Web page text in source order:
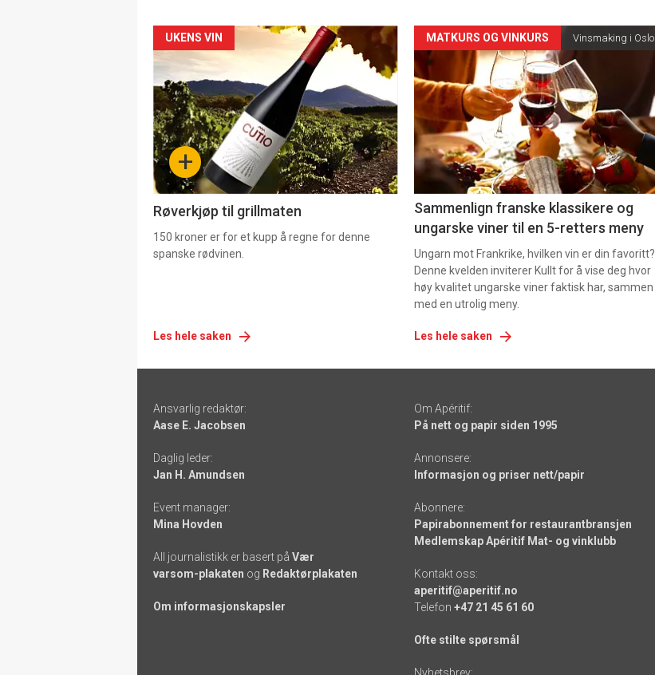
Forsiden
akkurat
nå
-
4 +
UKENS VIN
Røverkjøp til grillmaten
150 kroner er for et kupp å regne for denne
spanske rødvinen.
Les hele saken
Forsiden
akkurat
nå
-
5
MATKURS OG VINKURS Vinsmaking i Oslo
Sammenlign franske klassikere og
ungarske viner til en 5-retters meny
Ungarn mot Frankrike, hvilken vin er din favoritt?
Denne kvelden inviterer Kullt for å vise deg hvor
høy kvalitet ungarske viner faktisk har, sammen
med en utrolig meny.
Les hele saken
-
links
Ansvarlig redaktør:
Aase E. Jacobsen
Daglig leder:
Jan H. Amundsen
Event manager:
Mina Hovden
All journalistikk er basert på Vær
varsom-plakaten og Redaktørplakaten
Om informasjonskapsler
Om Apéritif:
På nett og papir siden 1995
Annonsere:
Informasjon og priser nett/papir
Abonnere:
Papirabonnement for restaurantbransjen
Medlemskap Apéritif Mat- og vinklubb
Kontakt oss:
aperitif@aperitif.no
Telefon +47 21 45 61 60
Ofte stilte spørsmål